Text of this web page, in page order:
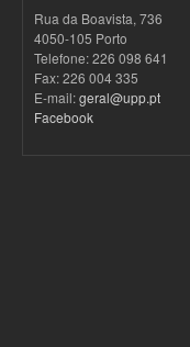
Rua da Boavista, 736
4050-105 Porto
Telefone: 226 098 641
Fax: 226 004 335
E-mail:geral@upp.pt
Facebook